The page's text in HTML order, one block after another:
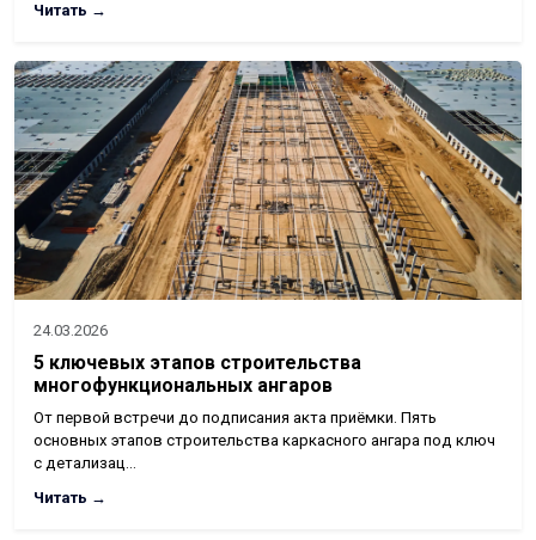
Читать →
24.03.2026
5 ключевых этапов строительства
многофункциональных ангаров
От первой встречи до подписания акта приёмки. Пять
основных этапов строительства каркасного ангара под ключ
с детализац…
Читать →